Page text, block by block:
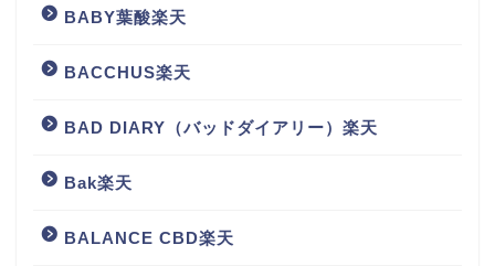
BABY葉酸楽天
BACCHUS楽天
BAD DIARY（バッドダイアリー）楽天
Bak楽天
BALANCE CBD楽天